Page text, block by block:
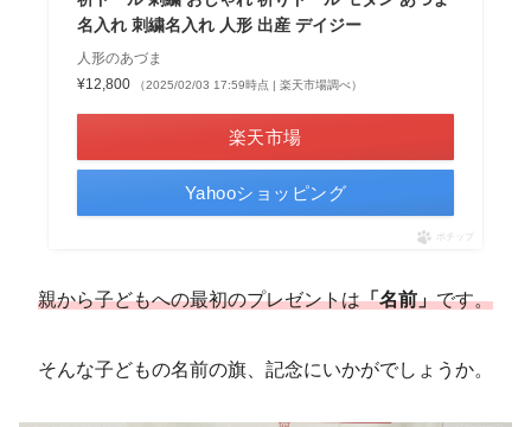
名入れ 刺繍名入れ 人形 出産 デイジー
人形のあづま
¥12,800
（2025/02/03 17:59時点 | 楽天市場調べ）
楽天市場
Yahooショッピング
ポチップ
親から子どもへの最初のプレゼントは「名前」です。
そんな子どもの名前の旗、記念にいかがでしょうか。